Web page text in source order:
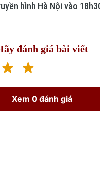
hình Hà Nội vào
đánh giá bài viết
Xem 0 đánh giá